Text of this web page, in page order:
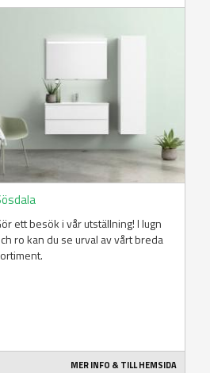
ett besök i vår utställning! I lugn
ro kan du se urval av vårt breda
MER INFO & TILL HEMSIDA